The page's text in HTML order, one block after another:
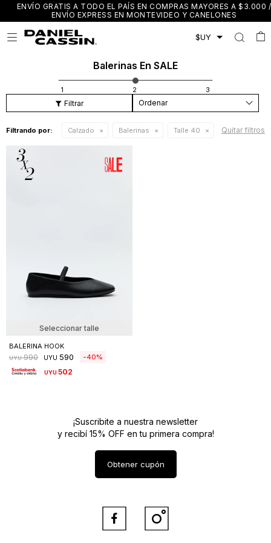
ENVÍO GRATIS A TODO EL PAÍS EN COMPRAS MAYORES A $3.000 /
ENVÍO EXPRESS EN MONTEVIDEO Y CANELONES

Balerinas En SALE
Recomendados
Filtrando por: Calzado Balerinas Talle 40 Quitar filtros
Seleccionar talle
BALERINA HOOK
UYU 990 UYU 590 40
UYU502
¡Suscribite a nuestra newsletter
y recibí 15% OFF en tu primera compra!
Obtener cupón
 